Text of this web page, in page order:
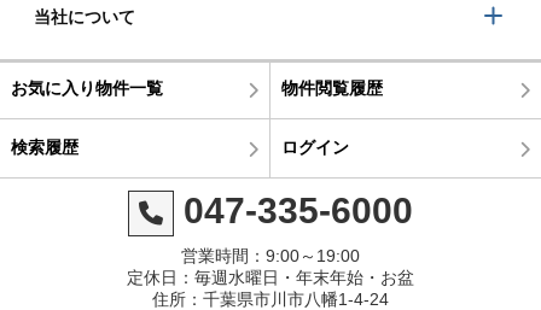
当社について
お気に入り物件一覧 物件閲覧履歴
検索履歴 ログイン
047-335-6000
営業時間：9:00～19:00
定休日：毎週水曜日・年末年始・お盆
住所：千葉県市川市八幡1-4-24